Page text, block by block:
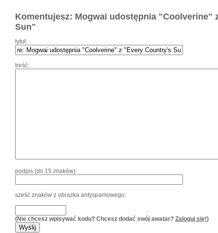
Komentujesz: Mogwai udostępnia "Coolverine"
Sun"
tytuł:
treść:
podpis (do 15 znaków):
sześć znaków z obrazka antyspamowego:
(Nie chcesz wpisywać kodu? Chcesz dodać swój awatar? Zaloguj się!)